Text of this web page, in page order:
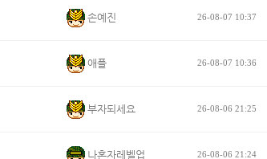
손예진 26-08-07 10:37
애플 26-08-07 10:36
부자되세요 26-08-06 21:25
나혼자레벨업 26-08-06 21:24